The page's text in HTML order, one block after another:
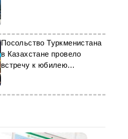
Посольство Туркменистана
в Казахстане провело
встречу к юбилею
нейтралитета